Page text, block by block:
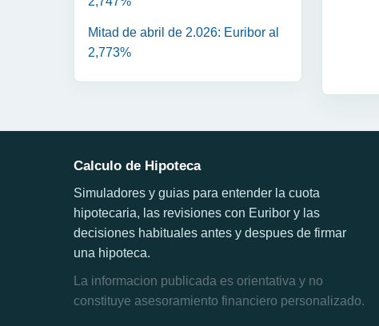
Mitad de abril de 2.026: Euribor al
2,773%
Calculo de Hipoteca
Simuladores y guias para entender la cuota
hipotecaria, las revisiones con Euribor y las
decisiones habituales antes y despues de firmar
una hipoteca.
La informacion publicada es orientativa y no
constituye asesoramiento financiero personalizado.